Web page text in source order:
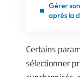
Gérer
après la
Certains
sélectionner